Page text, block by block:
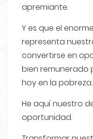
apremiante.
Y es que el
representa
convertirse en
bien remunerado
hoy en la pobreza.
He aquí nuestro
oportunidad.